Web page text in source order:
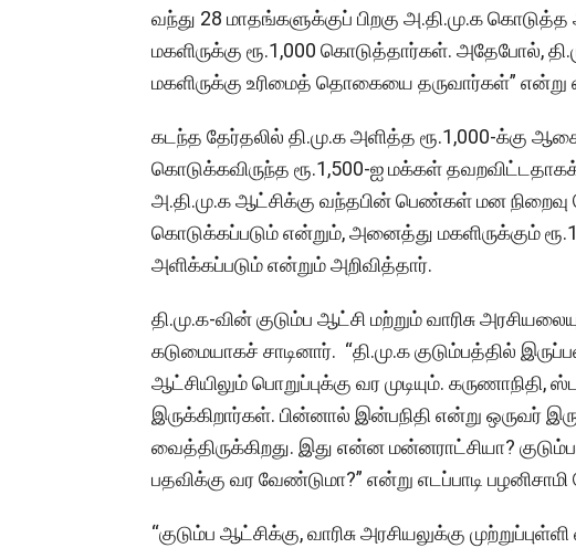
வந்து 28 மாதங்களுக்குப் பிறகு அ.தி.மு.க
மகளிருக்கு ரூ.1,000 கொடுத்தார்கள். அதேபோல்,
மகளிருக்கு உரிமைத் தொகையை தருவார்கள்” என்று
கடந்த தேர்தலில் தி.மு.க அளித்த ரூ.1,000-க்கு
கொடுக்கவிருந்த ரூ.1,500-ஐ மக்கள் தவறவிட்டதாகக்
அ.தி.மு.க ஆட்சிக்கு வந்தபின் பெண்கள் மன
கொடுக்கப்படும் என்றும், அனைத்து மகளிருக்கும்
அளிக்கப்படும் என்றும் அறிவித்தார்.
தி.மு.க-வின் குடும்ப ஆட்சி மற்றும் வாரிசு
கடுமையாகச் சாடினார். “தி.மு.க குடும்பத்தில்
ஆட்சியிலும் பொறுப்புக்கு வர முடியும். கருணாநிதி,
இருக்கிறார்கள். பின்னால் இன்பநிதி என்று ஒருவர்
வைத்திருக்கிறது. இது என்ன மன்னராட்சியா?
பதவிக்கு வர வேண்டுமா?” என்று எடப்பாடி பழனிசாமி
“குடும்ப ஆட்சிக்கு, வாரிசு அரசியலுக்கு